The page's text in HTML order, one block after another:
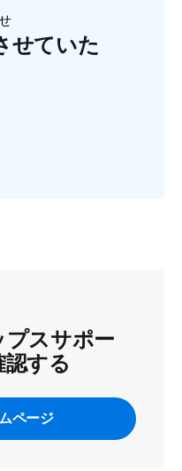
せていた
スサポー
認する
ページ